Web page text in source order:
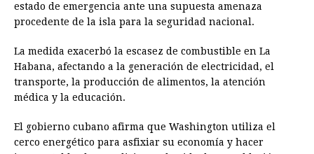
estado de emergencia ante una supuesta amenaza
procedente de la isla para la seguridad nacional.
La medida exacerbó la escasez de combustible en La
Habana, afectando a la generación de electricidad, el
transporte, la producción de alimentos, la atención
médica y la educación.
El gobierno cubano afirma que Washington utiliza el
cerco energético para asfixiar su economía y hacer